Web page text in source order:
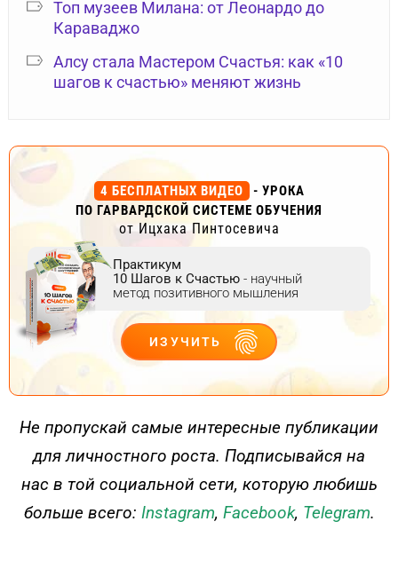
Топ музеев Милана: от Леонардо до
Караваджо
Алсу стала Мастером Счастья: как «10
шагов к счастью» меняют жизнь
4 БЕСПЛАТНЫХ ВИДЕО
- УРОКА
ПО ГАРВАРДСКОЙ СИСТЕМЕ ОБУЧЕНИЯ
от Ицхака Пинтосевича
Практикум
10 Шагов к Счастью - научный
метод позитивного мышления
ИЗУЧИТЬ
ДЕЙСТВУЙ
Не пропускай самые интересные публикации
для личностного роста. Подписывайся на
нас в той социальной сети, которую любишь
больше всего: Instagram, Facebook, Telegram.